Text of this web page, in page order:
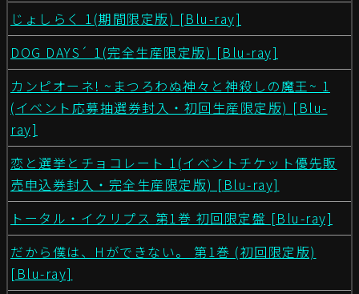
じょしらく 1(期間限定版) [Blu-ray]
DOG DAYS´ 1(完全生産限定版) [Blu-ray]
カンピオーネ! ~まつろわぬ神々と神殺しの魔王~ 1
(イベント応募抽選券封入・初回生産限定版) [Blu-
ray]
恋と選挙とチョコレート 1(イベントチケット優先販
売申込券封入・完全生産限定版) [Blu-ray]
トータル・イクリプス 第1巻 初回限定盤 [Blu-ray]
だから僕は、Hができない。 第1巻 (初回限定版)
[Blu-ray]